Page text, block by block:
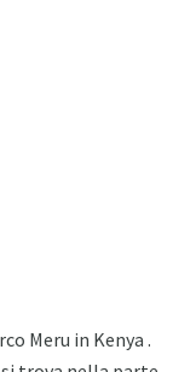
Meru in Kenya .